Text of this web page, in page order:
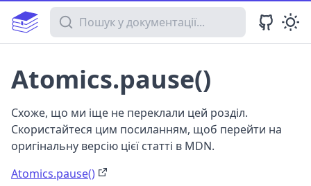
Пошук у документації
Atomics.pause()
Схоже, що ми іще не переклали цей розділ.
Скористайтеся цим посиланням, щоб перейти на
оригінальну версію цієї статті в MDN.
Atomics.pause()